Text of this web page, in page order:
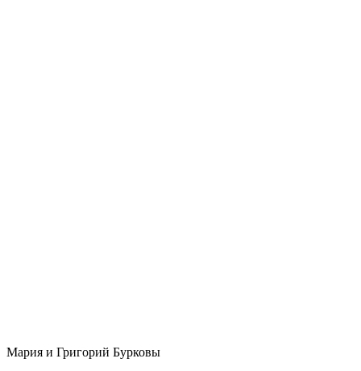
Мария и Григорий Бурковы